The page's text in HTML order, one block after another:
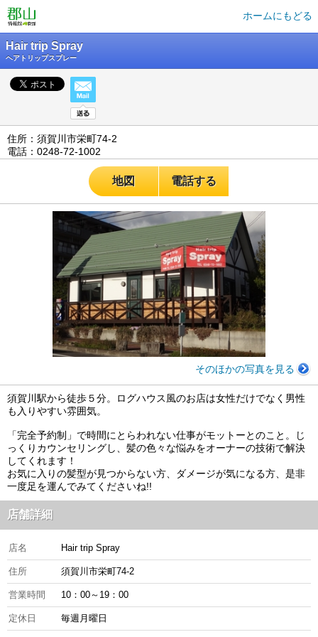
ホームにもどる
Hair trip Spray
ヘアトリップスプレー
住所：須賀川市栄町74-2
電話：0248-72-1002
地図 電話する
そのほかの写真を見る
須賀川駅から徒歩５分。ログハウス風のお店は女性だけでなく男性
も入りやすい雰囲気。
「完全予約制」で時間にとらわれない仕事がモットーとのこと。じ
っくりカウンセリングし、髪の色々な悩みをオーナーの技術で解決
してくれます！
お気に入りの髪型が見つからない方、ダメージが気になる方、是非
一度足を運んでみてくださいね!!
店舗詳細
店名 Hair trip Spray
住所 須賀川市栄町74-2
営業時間 10：00～19：00
定休日 毎週月曜日